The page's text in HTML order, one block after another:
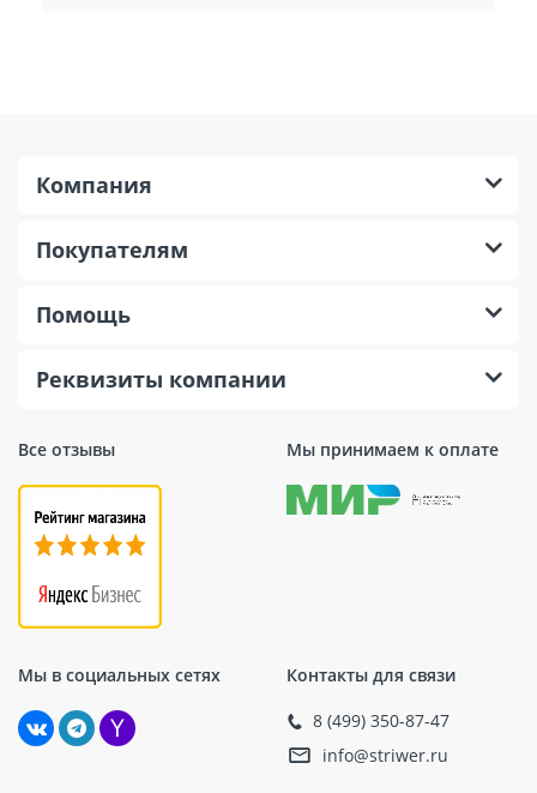
Все отзывы Мы принимаем к оплате
Мы в социальных сетях Контакты для связи
8 (499) 350-87-47
info@striwer.ru
Компания
Покупателям
Помощь
Реквизиты компании